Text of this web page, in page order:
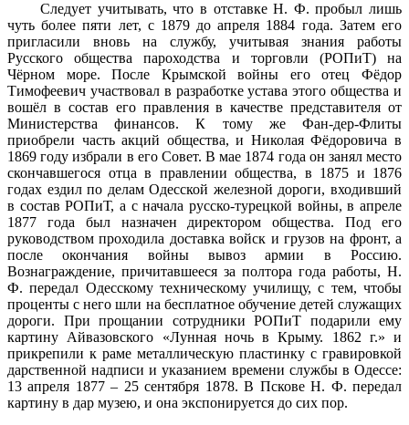
Следует учитывать, что в отставке Н. Ф. пробыл лишь
чуть более пяти лет, с 1879 до апреля 1884 года. Затем его
пригласили вновь на службу, учитывая знания работы
Русского общества пароходства и торговли (РОПиТ) на
Чёрном море. После Крымской войны его отец Фёдор
Тимофеевич участвовал в разработке устава этого общества и
вошёл в состав его правления в качестве представителя от
Министерства финансов. К тому же Фан-дер-Флиты
приобрели часть акций общества, и Николая Фёдоровича в
1869 году избрали в его Совет. В мае 1874 года он занял место
скончавшегося отца в правлении общества, в 1875 и 1876
годах ездил по делам Одесской железной дороги, входивший
в состав РОПиТ, а с начала русско-турецкой войны, в апреле
1877 года был назначен директором общества. Под его
руководством проходила доставка войск и грузов на фронт, а
после окончания войны вывоз армии в Россию.
Вознаграждение, причитавшееся за полтора года работы, Н.
Ф. передал Одесскому техническому училищу, с тем, чтобы
проценты с него шли на бесплатное обучение детей служащих
дороги. При прощании сотрудники РОПиТ подарили ему
картину Айвазовского «Лунная ночь в Крыму. 1862 г.» и
прикрепили к раме металлическую пластинку с гравировкой
дарственной надписи и указанием времени службы в Одессе:
13 апреля 1877 – 25 сентября 1878. В Пскове Н. Ф. передал
картину в дар музею, и она экспонируется до сих пор.